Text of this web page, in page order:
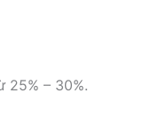
25% – 30%.